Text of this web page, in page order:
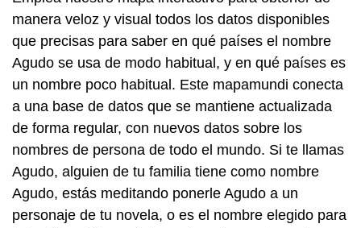
manera veloz y visual todos los datos disponibles
que precisas para saber en qué países el nombre
Agudo se usa de modo habitual, y en qué países es
un nombre poco habitual. Este mapamundi conecta
a una base de datos que se mantiene actualizada
de forma regular, con nuevos datos sobre los
nombres de persona de todo el mundo. Si te llamas
Agudo, alguien de tu familia tiene como nombre
Agudo, estás meditando ponerle Agudo a un
personaje de tu novela, o es el nombre elegido para